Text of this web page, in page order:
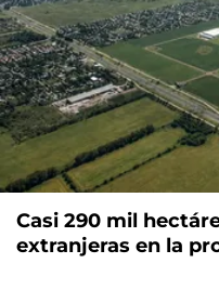
Casi 290 mil
extranjeras en la